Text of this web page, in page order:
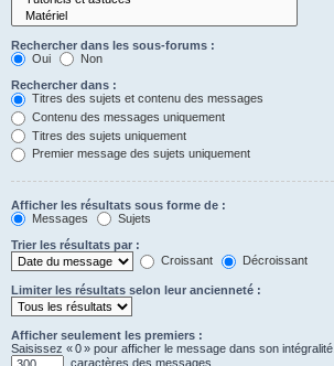
Rechercher dans les sous-forums :
Oui
Non
Rechercher dans :
Titres des sujets et contenu des messages
Contenu des messages uniquement
Titres des sujets uniquement
Premier message des sujets uniquement
Afficher les résultats sous forme de :
Messages
Sujets
Trier les résultats par :
Croissant
Décroissant
Limiter les résultats selon leur ancienneté :
Afficher seulement les premiers :
Saisissez « 0 » pour afficher le message dans son intégralité.
caractères des messages